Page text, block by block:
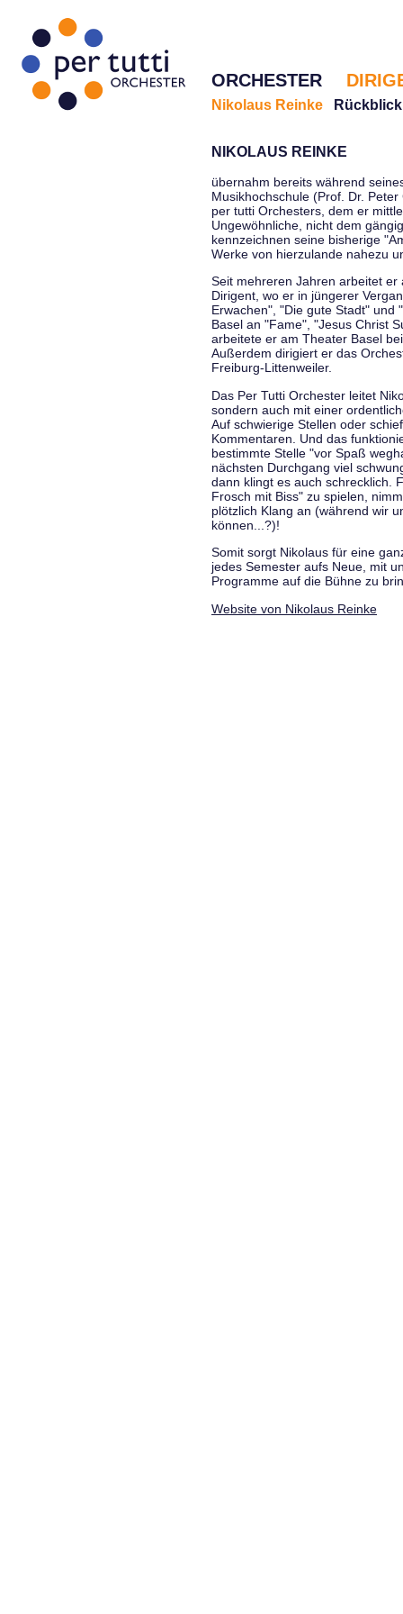
ORCHESTER
Nikolaus Reinke Rückblick
NIKOLAUS REINKE
übernahm bereits während
Musikhochschule (Prof. Dr.
per tutti Orchesters, dem er
Ungewöhnliche, nicht dem
kennzeichnen seine bisherige
Werke von hierzulande nahezu
Seit mehreren Jahren arbeitet
Dirigent, wo er in jüngerer
Erwachen", "Die gute Stadt" und
Basel an "Fame", "Jesus Christ
arbeitete er am Theater Basel
Außerdem dirigiert er das
Freiburg-Littenweiler.
Das Per Tutti Orchester leitet
sondern auch mit einer
Auf schwierige Stellen oder
Kommentaren. Und das
bestimmte Stelle "vor Spaß
nächsten Durchgang viel
dann klingt es auch schrecklich.
Frosch mit Biss" zu spielen,
plötzlich Klang an (während wir
können...?)!
Somit sorgt Nikolaus für eine
jedes Semester aufs Neue, mit
Programme auf die Bühne zu
Website von Nikolaus Reinke